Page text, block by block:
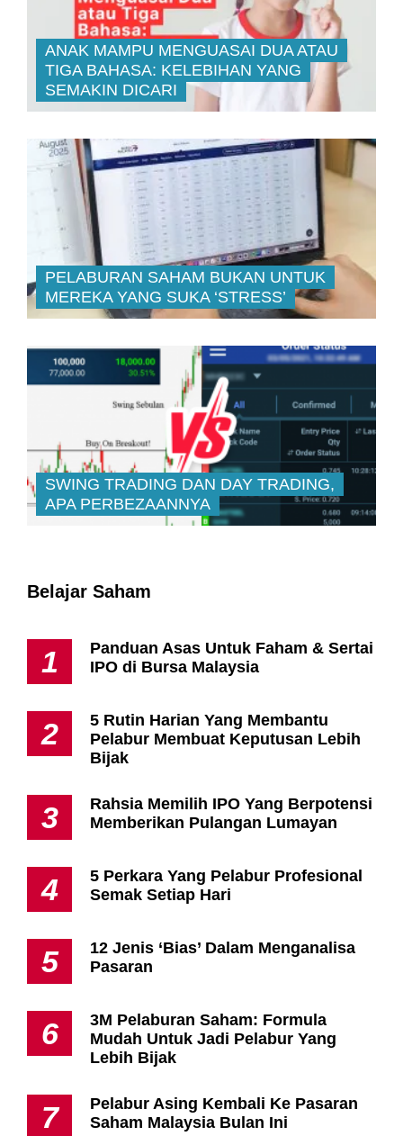
ANAK MAMPU MENGUASAI DUA ATAU
TIGA BAHASA: KELEBIHAN YANG
SEMAKIN DICARI
PELABURAN SAHAM BUKAN UNTUK
MEREKA YANG SUKA ‘STRESS’
SWING TRADING DAN DAY TRADING,
APA PERBEZAANNYA
Belajar Saham
1
Panduan Asas Untuk Faham & Sertai
IPO di Bursa Malaysia
2
5 Rutin Harian Yang Membantu
Pelabur Membuat Keputusan Lebih
Bijak
3
Rahsia Memilih IPO Yang Berpotensi
Memberikan Pulangan Lumayan
4
5 Perkara Yang Pelabur Profesional
Semak Setiap Hari
5
12 Jenis ‘Bias’ Dalam Menganalisa
Pasaran
6
3M Pelaburan Saham: Formula
Mudah Untuk Jadi Pelabur Yang
Lebih Bijak
7
Pelabur Asing Kembali Ke Pasaran
Saham Malaysia Bulan Ini